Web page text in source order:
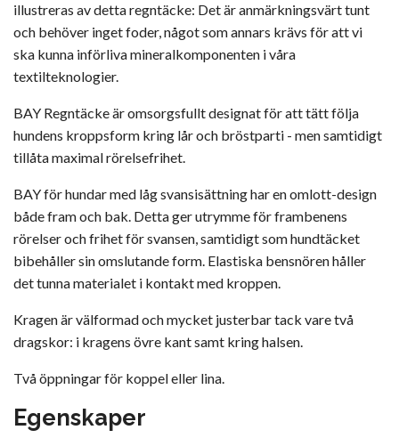
illustreras av detta regntäcke: Det är anmärkningsvärt tunt
och behöver inget foder, något som annars krävs för att vi
ska kunna införliva mineralkomponenten i våra
textilteknologier.
BAY Regntäcke är omsorgsfullt designat för att tätt följa
hundens kroppsform kring lår och bröstparti - men samtidigt
tillåta maximal rörelsefrihet.
BAY för hundar med låg svansisättning har en omlott-design
både fram och bak. Detta ger utrymme för frambenens
rörelser och frihet för svansen, samtidigt som hundtäcket
bibehåller sin omslutande form. Elastiska bensnören håller
det tunna materialet i kontakt med kroppen.
Kragen är välformad och mycket justerbar tack vare två
dragskor: i kragens övre kant samt kring halsen.
Två öppningar för koppel eller lina.
Egenskaper